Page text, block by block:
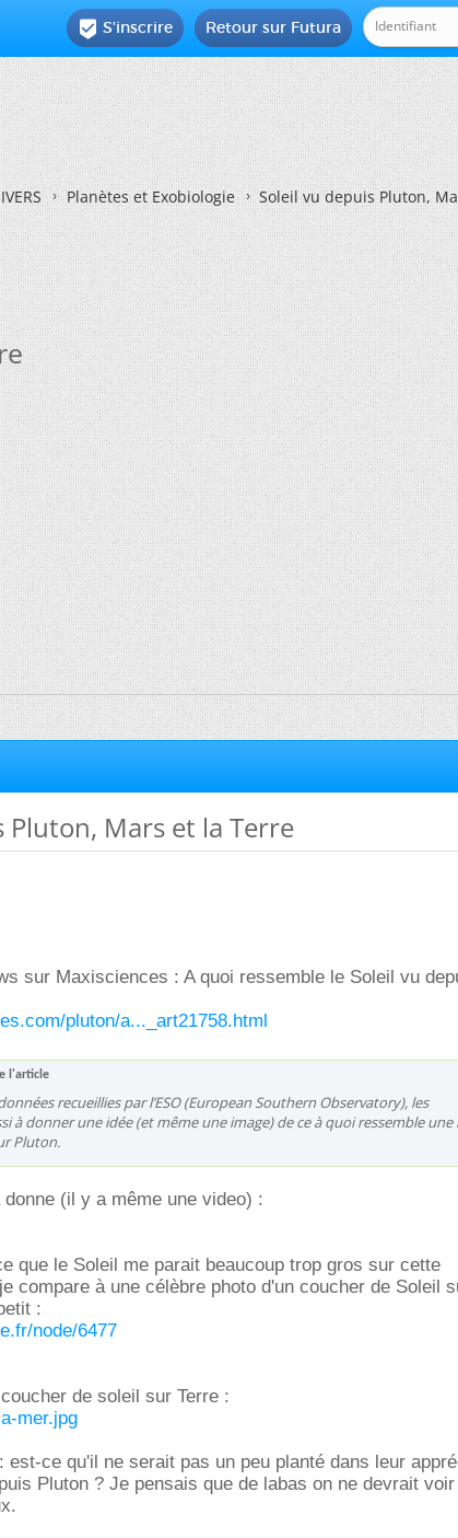
Retour sur Futura
 S'inscrire
Planètes et Exobiologie Soleil vu depuis Pluton,
Pluton, Mars et la Terre
sur Maxisciences : A quoi ressemble le Soleil vu
pluton/a..._art21758.html
l'article
recueillies par l’ESO (European Southern Observatory), les
à donner une idée (et même une image) de ce à quoi ressemble une
Pluton.
(il y a même une video) :
que le Soleil me parait beaucoup trop gros sur cette
compare à une célèbre photo d'un coucher de Soleil
:
node/6477
de soleil sur Terre :
mer.jpg
est-ce qu'il ne serait pas un peu planté dans leur
Pluton ? Je pensais que de labas on ne devrait